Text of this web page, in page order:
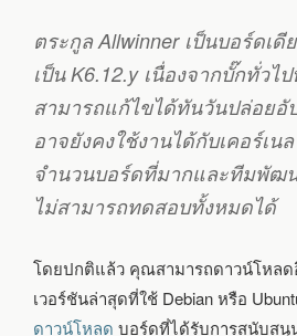
ตระกูล Allwinner เป็นบอร์ดเดี
เป็น K6.12.y เนื่องจากบั๊กทั่วไ
สามารถแก้ไขได้ทันวันปล่อยอั
อาจยังคงใช้งานได้กับเคอร์เน
จำนวนบอร์ดที่มากและทีมพัฒ
ไม่สามารถทดสอบทั้งหมดได้
โดยปกติแล้ว คุณสามารถดาวน์โหลด
เวอร์ชันล่าสุดที่ใช้ Debian หรือ
ดาวน์โหลด บอร์ดที่ได้รับการสนับสนุ